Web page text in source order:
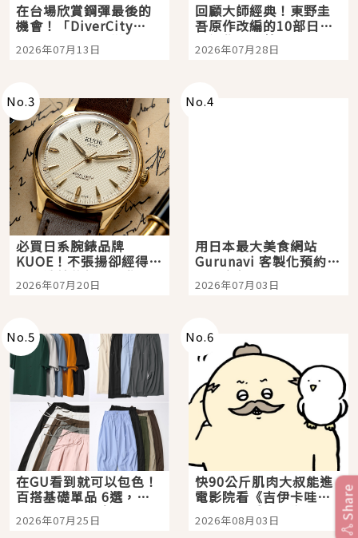
在台場欣賞鋼彈最後的
機會！「DiverCity
Tokyo Plaza」搭船、
購物、美食及夜景，一
2026年07月13日
回顧大師經典！東野圭
吾原作改編的10部日本
影視作品推薦
2026年07月28日
No.3
必買日系腕錶品牌
KUOE！不張揚卻經得起
時間洗鍊的經典之作五
選
2026年07月20日
No.4
用日本最大美食網站
Gurunavi 客製化預約九
大都市餐廳，打造專屬
美食體驗！
2026年07月03日
No.5
在GU看到就可以包色！
百搭基礎單品 6選，閉
眼全收也不心疼
2026年07月25日
No.6
快90公斤肌肉大叔能進
電影院看《吉伊卡哇》
嗎？日本重金屬樂團
「打首」會長與nagano
2026年08月03日 Share